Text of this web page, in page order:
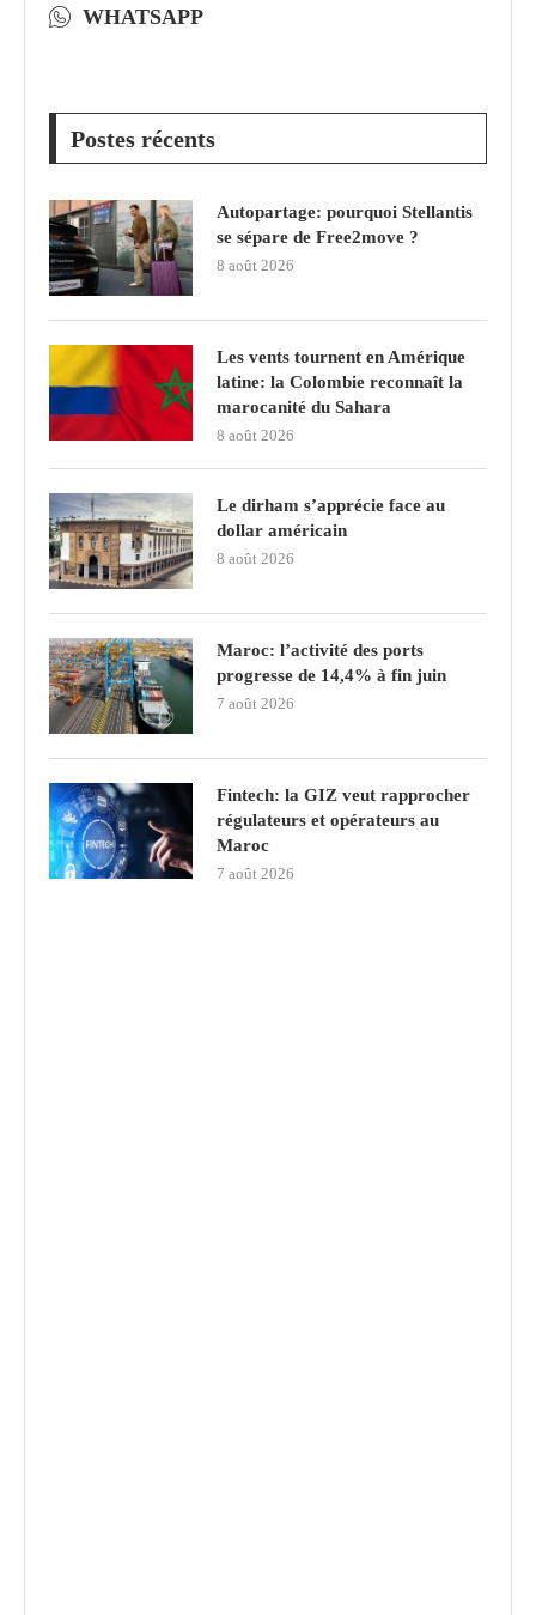
WHATSAPP
Postes récents
Autopartage: pourquoi Stellantis
se sépare de Free2move ?
8 août 2026
Les vents tournent en Amérique
latine: la Colombie reconnaît la
marocanité du Sahara
8 août 2026
Le dirham s’apprécie face au
dollar américain
8 août 2026
Maroc: l’activité des ports
progresse de 14,4% à fin juin
7 août 2026
Fintech: la GIZ veut rapprocher
régulateurs et opérateurs au
Maroc
7 août 2026